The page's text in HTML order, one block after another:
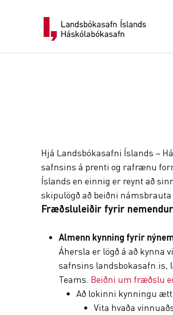
content
Hjá Landsbókasafni Íslands –
safnsins á prenti og rafrænu
Íslands en einnig er reynt að
skipulögð að beiðni
Fræðsluleiðir fyrir
Almenn kynning fyrir
Áhersla er lögð á að kynna
safnsins landsbokasafn.is,
Teams. Beiðni um fræðslu
Að lokinni kynningu
Vita hvaða